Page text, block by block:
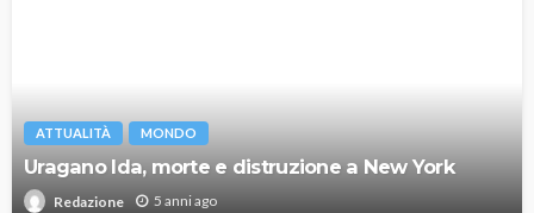
ATTUALITÀ MONDO
Uragano Ida, morte e distruzione a New York
Redazione 5 anni ago